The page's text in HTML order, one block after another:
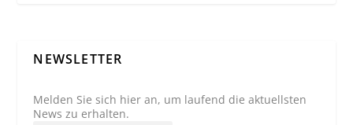
NEWSLETTER
Melden Sie sich hier an, um laufend die aktuellsten
News zu erhalten.